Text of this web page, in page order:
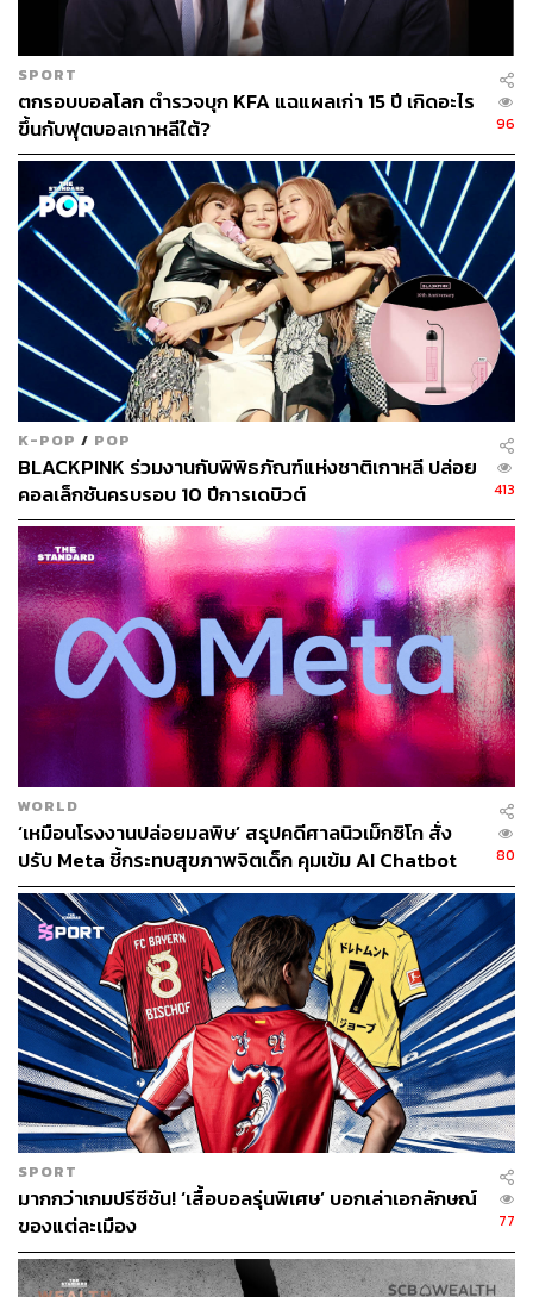
SPORT
ตกรอบบอลโลก ตำรวจบุก KFA แฉแผลเก่า 15 ปี เกิดอะไร
ขึ้นกับฟุตบอลเกาหลีใต้?
96
K-POP / POP
BLACKPINK ร่วมงานกับพิพิธภัณฑ์แห่งชาติเกาหลี ปล่อย
คอลเล็กชันครบรอบ 10 ปีการเดบิวต์
413
WORLD
‘เหมือนโรงงานปล่อยมลพิษ’ สรุปคดีศาลนิวเม็กซิโก สั่ง
ปรับ Meta ชี้กระทบสุขภาพจิตเด็ก คุมเข้ม AI Chatbot
80
SPORT
มากกว่าเกมปรีซีซัน! ‘เสื้อบอลรุ่นพิเศษ’ บอกเล่าเอกลักษณ์
ของแต่ละเมือง
77